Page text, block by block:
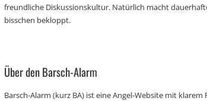
freundliche Diskussionskultur. Natürlich macht
bisschen bekloppt.
Über den Barsch-Alarm
Barsch-Alarm (kurz BA) ist eine Angel-Website mit klarem